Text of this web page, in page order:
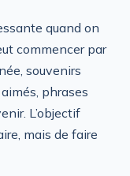
quand on
commencer par
souvenirs
phrases
L’objectif
mais de faire